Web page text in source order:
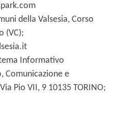
della Valsesia, Corso
(VC);
Informativo
Comunicazione e
Pio VII, 9 10135 TORINO;